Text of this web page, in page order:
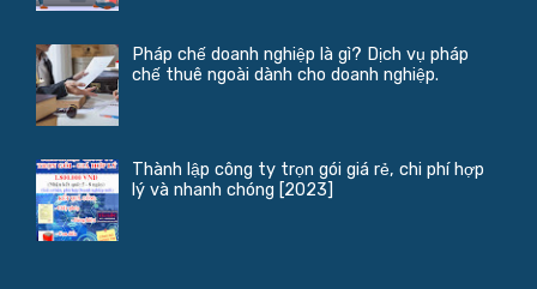
Pháp chế doanh nghiệp là gì? Dịch vụ pháp
chế thuê ngoài dành cho doanh nghiệp.
Thành lập công ty trọn gói giá rẻ, chi phí hợp
lý và nhanh chóng [2023]